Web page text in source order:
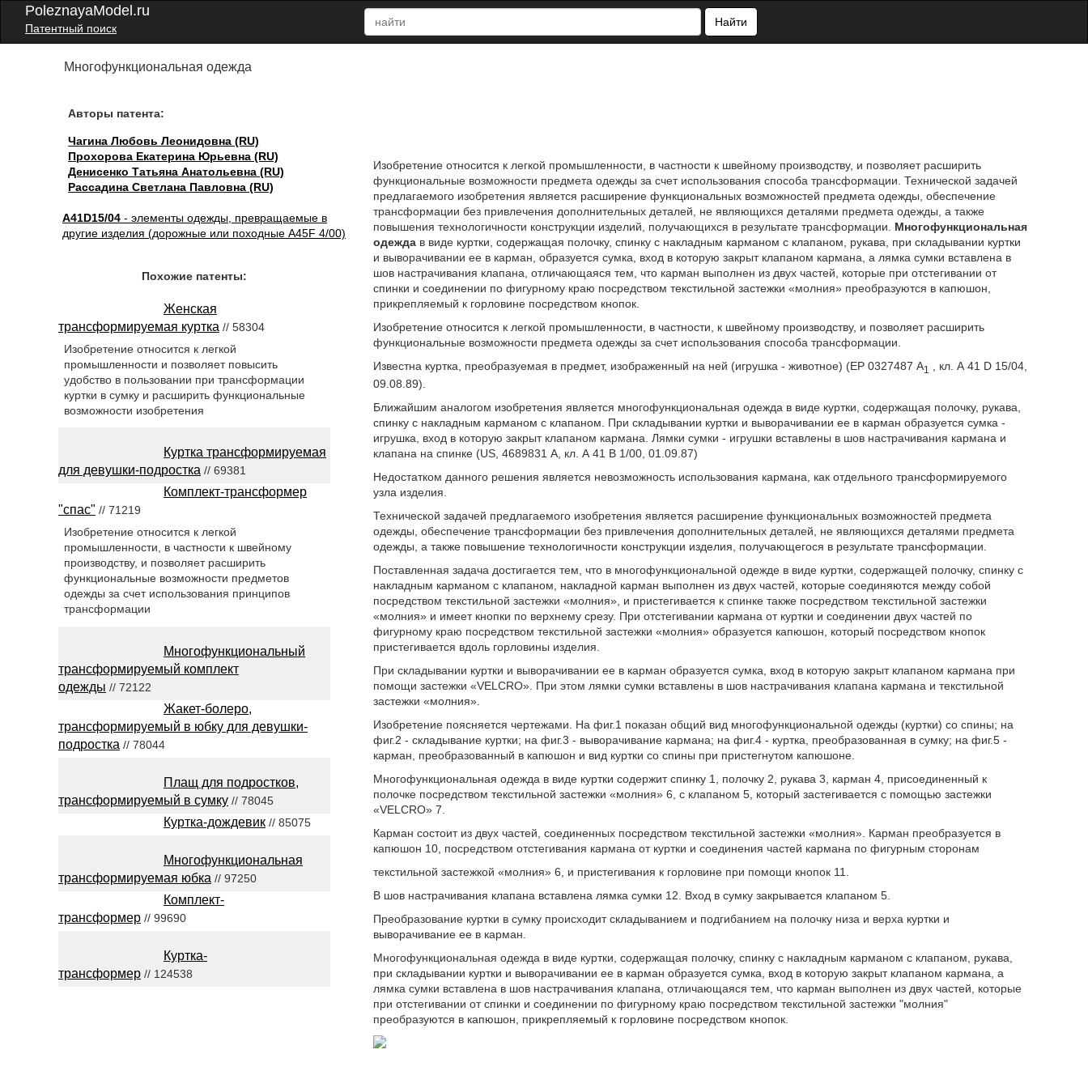
PoleznayaModel.ru
Патентный поиск
Найти
Многофункциональная одежда
Авторы патента:
Чагина Любовь Леонидовна (RU)
Прохорова Екатерина Юрьевна (RU)
Денисенко Татьяна Анатольевна (RU)
Рассадина Светлана Павловна (RU)
A41D15/04 - элементы одежды, превращаемые в
другие изделия (дорожные или походные A45F 4/00)
Изобретение относится к легкой промышленности, в частности к швейному производству, и позволяет расширить
функциональные возможности предмета одежды за счет использования способа трансформации. Технической задачей
предлагаемого изобретения является расширение функциональных возможностей предмета одежды, обеспечение
трансформации без привлечения дополнительных деталей, не являющихся деталями предмета одежды, а также
повышения технологичности конструкции изделий, получающихся в результате трансформации. Многофункциональная
одеждав виде куртки, содержащая полочку, спинку с накладным карманом с клапаном, рукава, при складывании куртки
и выворачивании ее в карман, образуется сумка, вход в которую закрыт клапаном кармана, а лямка сумки вставлена в
шов настрачивания клапана, отличающаяся тем, что карман выполнен из двух частей, которые при отстегивании от
спинки и соединении по фигурному краю посредством текстильной застежки «молния» преобразуются в капюшон,
прикрепляемый к горловине посредством кнопок.
Изобретение относится к легкой промышленности, в частности, к швейному производству, и позволяет расширить
функциональные возможности предмета одежды за счет использования способа трансформации.
Известна куртка, преобразуемая в предмет, изображенный на ней (игрушка - животное) (ЕР 0327487 A1
, кл. А 41 D 15/04,
09.08.89).
Ближайшим аналогом изобретения является многофункциональная одежда в виде куртки, содержащая полочку, рукава,
спинку с накладным карманом с клапаном. При складывании куртки и выворачивании ее в карман образуется сумка -
игрушка, вход в которую закрыт клапаном кармана. Лямки сумки - игрушки вставлены в шов настрачивания кармана и
клапана на спинке (US, 4689831 А, кл. А 41 В 1/00, 01.09.87)
Недостатком данного решения является невозможность использования кармана, как отдельного трансформируемого
узла изделия.
Технической задачей предлагаемого изобретения является расширение функциональных возможностей предмета
одежды, обеспечение трансформации без привлечения дополнительных деталей, не являющихся деталями предмета
одежды, а также повышение технологичности конструкции изделия, получающегося в результате трансформации.
Поставленная задача достигается тем, что в многофункциональной одежде в виде куртки, содержащей полочку, спинку с
накладным карманом с клапаном, накладной карман выполнен из двух частей, которые соединяются между собой
посредством текстильной застежки «молния», и пристегивается к спинке также посредством текстильной застежки
«молния» и имеет кнопки по верхнему срезу. При отстегивании кармана от куртки и соединении двух частей по
фигурному краю посредством текстильной застежки «молния» образуется капюшон, который посредством кнопок
пристегивается вдоль горловины изделия.
При складывании куртки и выворачивании ее в карман образуется сумка, вход в которую закрыт клапаном кармана при
помощи застежки «VELCRO». При этом лямки сумки вставлены в шов настрачивания клапана кармана и текстильной
застежки «молния».
Изобретение поясняется чертежами. На фиг.1 показан общий вид многофункциональной одежды (куртки) со спины; на
фиг.2 - складывание куртки; на фиг.3 - выворачивание кармана; на фиг.4 - куртка, преобразованная в сумку; на фиг.5 -
карман, преобразованный в капюшон и вид куртки со спины при пристегнутом капюшоне.
Многофункциональная одежда в виде куртки содержит спинку 1, полочку 2, рукава 3, карман 4, присоединенный к
полочке посредством текстильной застежки «молния» 6, с клапаном 5, который застегивается с помощью застежки
«VELCRO» 7.
Карман состоит из двух частей, соединенных посредством текстильной застежки «молния». Карман преобразуется в
капюшон 10, посредством отстегивания кармана от куртки и соединения частей кармана по фигурным сторонам
текстильной застежкой «молния» 6, и пристегивания к горловине при помощи кнопок 11.
В шов настрачивания клапана вставлена лямка сумки 12. Вход в сумку закрывается клапаном 5.
Преобразование куртки в сумку происходит складыванием и подгибанием на полочку низа и верха куртки и
выворачивание ее в карман.
Многофункциональная одежда в виде куртки, содержащая полочку, спинку с накладным карманом с клапаном, рукава,
при складывании куртки и выворачивании ее в карман образуется сумка, вход в которую закрыт клапаном кармана, а
лямка сумки вставлена в шов настрачивания клапана, отличающаяся тем, что карман выполнен из двух частей, которые
при отстегивании от спинки и соединении по фигурному краю посредством текстильной застежки "молния"
преобразуются в капюшон, прикрепляемый к горловине посредством кнопок.
Похожие патенты:
Женская
трансформируемая куртка // 58304
Изобретение относится к легкой
промышленности и позволяет повысить
удобство в пользовании при трансформации
куртки в сумку и расширить функциональные
возможности изобретения
Куртка трансформируемая
для девушки-подростка // 69381
Комплект-трансформер
"спас" // 71219
Изобретение относится к легкой
промышленности, в частности к швейному
производству, и позволяет расширить
функциональные возможности предметов
одежды за счет использования принципов
трансформации
Многофункциональный
трансформируемый комплект
одежды // 72122
Жакет-болеро,
трансформируемый в юбку для девушки-
подростка // 78044
Плащ для подростков,
трансформируемый в сумку // 78045
Куртка-дождевик // 85075
Многофункциональная
трансформируемая юбка // 97250
Комплект-
трансформер // 99690
Куртка-
трансформер // 124538